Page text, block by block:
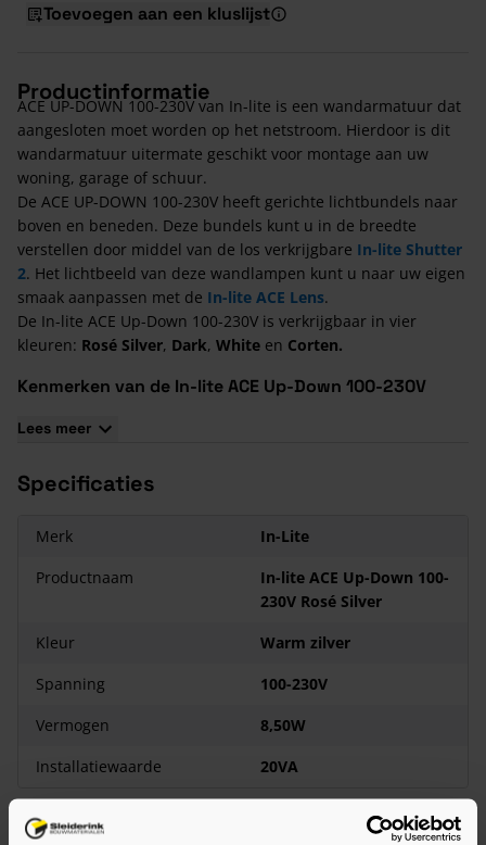
Toevoegen aan een kluslijst
Productinformatie
ACE UP-DOWN 100-230V van In-lite is een wandarmatuur dat
aangesloten moet worden op het netstroom. Hierdoor is dit
wandarmatuur uitermate geschikt voor montage aan uw
woning, garage of schuur.
De ACE UP-DOWN 100-230V heeft gerichte lichtbundels naar
boven en beneden. Deze bundels kunt u in de breedte
verstellen door middel van de los verkrijgbare In-lite Shutter
2. Het lichtbeeld van deze wandlampen kunt u naar uw eigen
smaak aanpassen met de In-lite ACE Lens.
De In-lite ACE Up-Down 100-230V is verkrijgbaar in vier
kleuren: Rosé Silver, Dark, White en Corten.
Kenmerken van de In-lite ACE Up-Down 100-230V
Verkrijgbaar in vijf kleuren
Lees meer
Specificaties
Merk
In-Lite
Productnaam
In-lite ACE Up-Down 100-
230V Rosé Silver
Kleur
Warm zilver
Spanning
100-230V
Vermogen
8,50W
Installatiewaarde
20VA
Bekijk meer